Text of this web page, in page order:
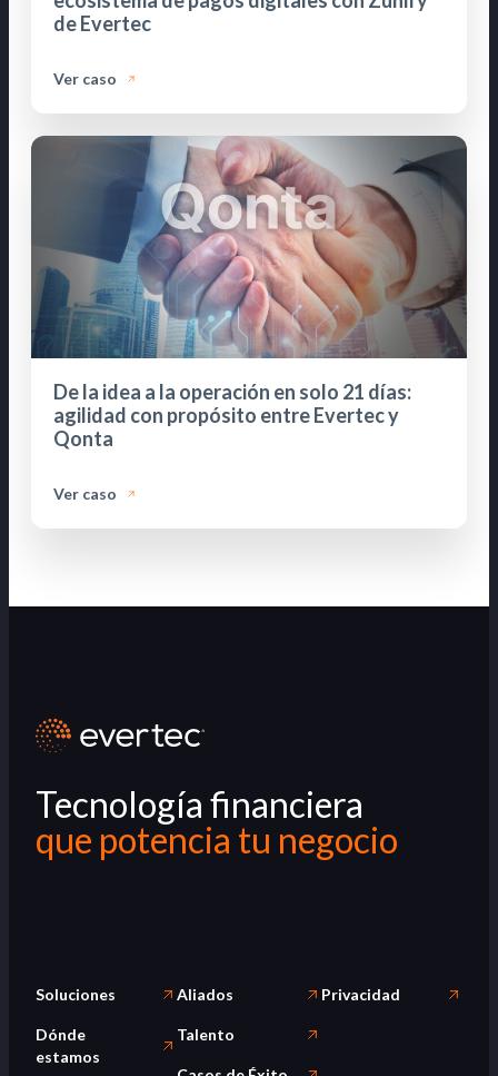
de Evertec
Ver caso
De la idea a la operación en solo 21 días:
agilidad con propósito entre Evertec y
Qonta
Ver caso
Tecnología financiera
que potencia tu negocio
Soluciones
Dónde
estamos
Aliados
Talento
Privacidad